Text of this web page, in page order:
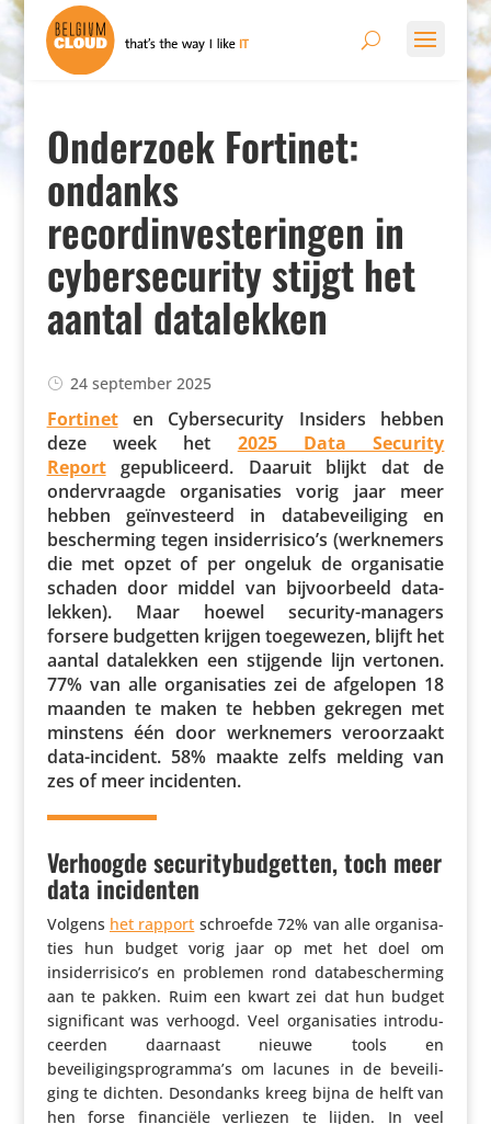
Onderzoek Fortinet:
ondanks
recordinvesteringen in
cybersecurity stijgt het
aantal datalekken
24 september 2025
Fortineten Cyber­se­cu­rity Insiders hebben
deze week het 2025 Data Security
Reportgepu­bli­ceerd. Daaruit blijkt dat de
onder­vraagde orga­ni­sa­ties vorig jaar meer
hebben geïn­ves­teerd in data­be­vei­li­ging en
bescher­ming tegen insiderrisico’s (werk­ne­mers
die met opzet of per ongeluk de orga­ni­satie
schaden door middel van bijvoor­beeld data­
lekken). Maar hoewel security-managers
forsere budgetten krijgen toege­wezen, blijft het
aantal data­lekken een stijgende lijn vertonen.
77% van alle orga­ni­sa­ties zei de afgelopen 18
maanden te maken te hebben gekregen met
minstens één door werk­ne­mers veroor­zaakt
data-incident. 58% maakte zelfs melding van
zes of meer incidenten.
Verhoogde securitybudgetten, toch meer
data incidenten
Volgens het rapport schroefde 72% van alle orga­ni­sa­
ties hun budget vorig jaar op met het doel om
insiderrisico’s en problemen rond data­be­scher­ming
aan te pakken. Ruim een kwart zei dat hun budget
signi­fi­cant was verhoogd. Veel orga­ni­sa­ties intro­du­
ceerden daarnaast nieuwe tools en
beveiligingsprogramma’s om lacunes in de bevei­li­
ging te dichten. Deson­danks kreeg bijna de helft van
hen forse finan­ciële verliezen te lijden. In veel